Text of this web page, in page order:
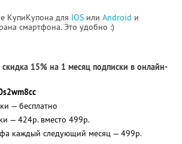
КупиКупона для IOS или Android и
смартфона. Это удобно :)
15% на 1 месяц подписки в онлайн-
— бесплатно
— 424р. вместо 499р.
каждый следующий месяц — 499р.